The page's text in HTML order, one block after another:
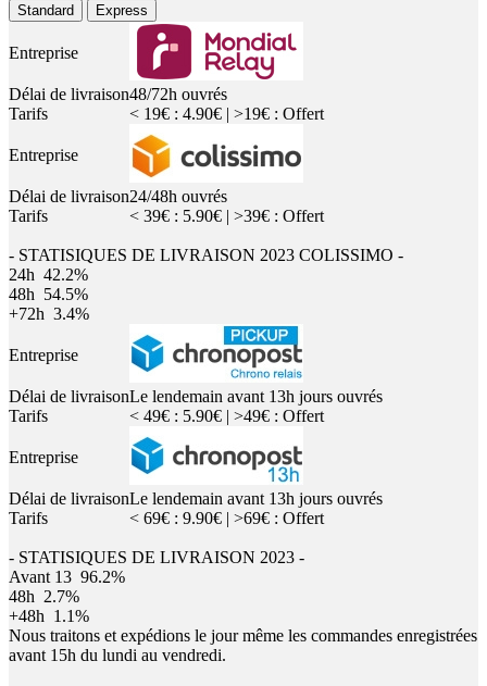
Standard Express
Entreprise
Délai de livraison48/72h ouvrés
Tarifs
< 19€ : 4.90€ | >19€ : Offert
Entreprise
Délai de livraison24/48h ouvrés
Tarifs
< 39€ : 5.90€ | >39€ : Offert
- STATISIQUES DE LIVRAISON 2023 COLISSIMO -
24h 42.2%
48h 54.5%
+72h 3.4%
Entreprise
Délai de livraisonLe lendemain avant 13h jours ouvrés
Tarifs
< 49€ : 5.90€ | >49€ : Offert
Entreprise
Délai de livraisonLe lendemain avant 13h jours ouvrés
Tarifs
< 69€ : 9.90€ | >69€ : Offert
- STATISIQUES DE LIVRAISON 2023 -
Avant 13 96.2%
48h 2.7%
+48h 1.1%
Nous traitons et expédions le jour même les commandes enregistrées
avant 15h du lundi au vendredi.